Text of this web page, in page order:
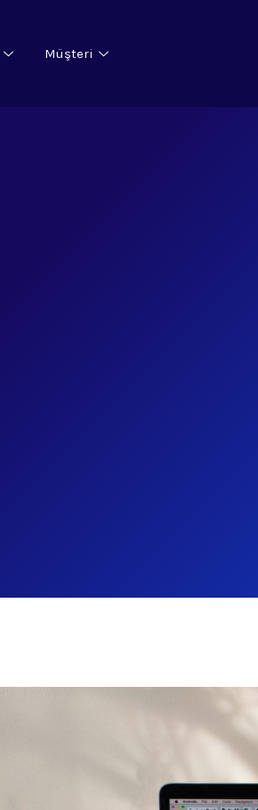
Müşteri